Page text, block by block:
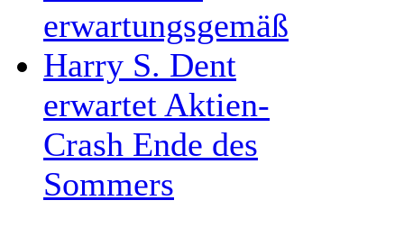
erwartungsgemäß
Harry S. Dent
erwartet Aktien-
Crash Ende des
Sommers